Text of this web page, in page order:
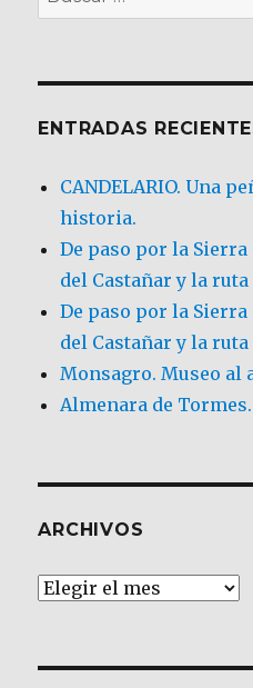
por:
ENTRADAS
CANDELARIO. Una
historia.
De paso por la
del Castañar y la
De paso por la
del Castañar y la
Monsagro. Museo al
Almenara de
ARCHIVOS
Archivos